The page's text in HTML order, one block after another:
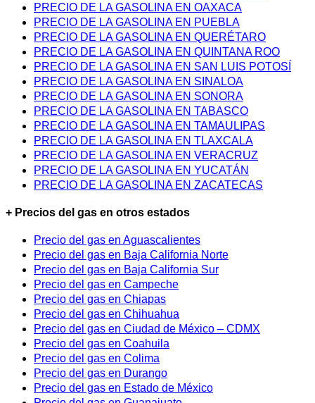
PRECIO DE LA GASOLINA EN OAXACA
PRECIO DE LA GASOLINA EN PUEBLA
PRECIO DE LA GASOLINA EN QUERÉTARO
PRECIO DE LA GASOLINA EN QUINTANA ROO
PRECIO DE LA GASOLINA EN SAN LUIS POTOSÍ
PRECIO DE LA GASOLINA EN SINALOA
PRECIO DE LA GASOLINA EN SONORA
PRECIO DE LA GASOLINA EN TABASCO
PRECIO DE LA GASOLINA EN TAMAULIPAS
PRECIO DE LA GASOLINA EN TLAXCALA
PRECIO DE LA GASOLINA EN VERACRUZ
PRECIO DE LA GASOLINA EN YUCATÁN
PRECIO DE LA GASOLINA EN ZACATECAS
+ Precios del gas en otros estados
Precio del gas en Aguascalientes
Precio del gas en Baja California Norte
Precio del gas en Baja California Sur
Precio del gas en Campeche
Precio del gas en Chiapas
Precio del gas en Chihuahua
Precio del gas en Ciudad de México – CDMX
Precio del gas en Coahuila
Precio del gas en Colima
Precio del gas en Durango
Precio del gas en Estado de México